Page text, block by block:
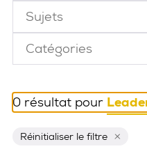
Sujets
Fermé
Catégories
Fermé
0 résultat pour
Réinitialiser le filtre